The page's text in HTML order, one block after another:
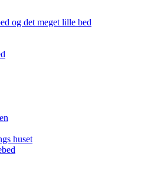
og det meget lille bed
huset